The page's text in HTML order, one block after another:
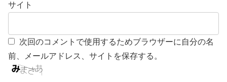
サイト
次回のコメントで使用するためブラウザーに自分の名
前、メールアドレス、サイトを保存する。